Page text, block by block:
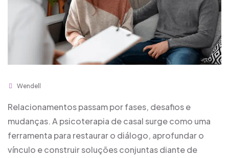
Wendell
Relacionamentos passam por fases, desafios e
mudanças. A psicoterapia de casal surge como uma
ferramenta para restaurar o diálogo, aprofundar o
vínculo e construir soluções conjuntas diante de